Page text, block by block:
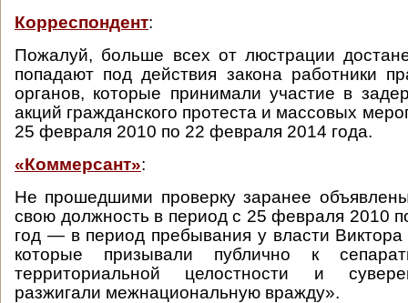
Корреспондент:
Пожалуй, больше всех от люстрации
попадают под действия закона работники
органов, которые принимали участие в
акций гражданского протеста и массовых
25 февраля 2010 по 22 февраля 2014 года.
«Коммерсант»:
Не прошедшими проверку заранее
свою должность в период с 25 февраля 2010
год — в период пребывания у власти
которые призывали публично к
территориальной целостности и
разжигали межнациональную вражду».